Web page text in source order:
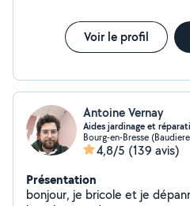
Voir le profil
Antoine Vernay
Aides jardinage et
Bourg-en-Bresse
4,8/5 (139 avis)
Présentation
bonjour, je bricole et je